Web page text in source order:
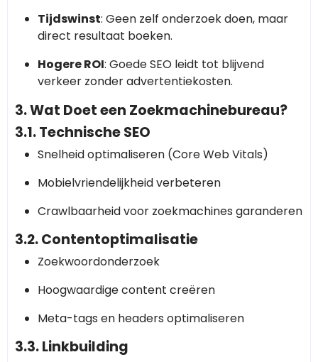
Tijdswinst: Geen zelf onderzoek doen, maar
direct resultaat boeken.
Hogere ROI: Goede SEO leidt tot blijvend
verkeer zonder advertentiekosten.
3. Wat Doet een Zoekmachinebureau?
3.1. Technische SEO
Snelheid optimaliseren (Core Web Vitals)
Mobielvriendelijkheid verbeteren
Crawlbaarheid voor zoekmachines garanderen
3.2. Contentoptimalisatie
Zoekwoordonderzoek
Hoogwaardige content creëren
Meta-tags en headers optimaliseren
3.3. Linkbuilding